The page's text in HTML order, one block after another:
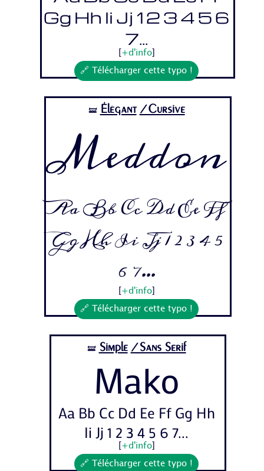
Gg Hh Ii Jj 1 2 3 4 5 6
7...
+d'info]
🔗 Télécharger cette typo !
🝛 Élégant /Cursive
Meddon
Aa Bb Cc Dd Ee Ff
Gg Hh Ii Jj 1 2 3 4 5
6 7...
+d'info]
🔗 Télécharger cette typo !
🝛 Simple /Sans Serif
Mako
Aa Bb Cc Dd Ee Ff Gg Hh
Ii Jj 1 2 3 4 5 6 7...
+d'info]
🔗 Télécharger cette typo !